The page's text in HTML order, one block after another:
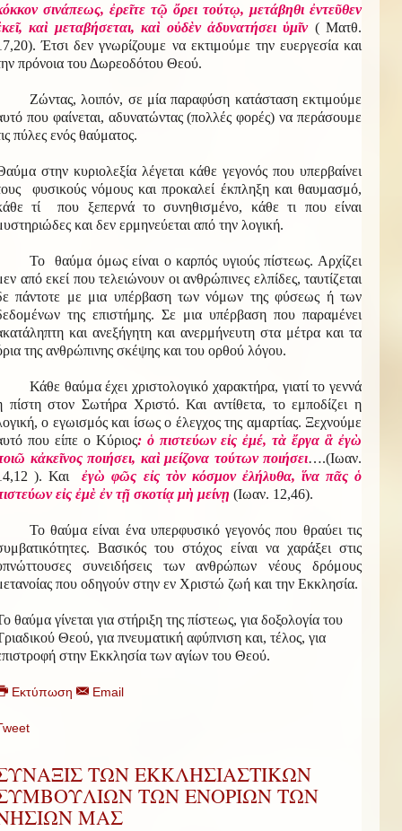
σινάπεως, ἐρεῖτε τῷ ὄρει τούτῳ, μετάβηθι ἐντεῦθεν
καὶ μεταβήσεται, καὶ οὐδὲν ἀδυνατήσει ὑμῖν ( Ματθ.
Έτσι δεν γνωρίζουμε να εκτιμούμε την ευεργεσία και
πρόνοια του Δωρεοδότου Θεού.
Ζώντας, λοιπόν, σε μία παραφύση κατάσταση εκτιμούμε
που φαίνεται, αδυνατώντας (πολλές φορές) να περάσουμε
πύλες ενός θαύματος.
στην κυριολεξία λέγεται κάθε γεγονός που υπερβαίνει
φυσικούς νόμους και προκαλεί έκπληξη και θαυμασμό,
τί που ξεπερνά το συνηθισμένο, κάθε τι που είναι
και δεν ερμηνεύεται από την λογική.
Το θαύμα όμως είναι ο καρπός υγιούς πίστεως. Αρχίζει
από εκεί που τελειώνουν οι ανθρώπινες ελπίδες, ταυτίζεται
πάντοτε με μια υπέρβαση των νόμων της φύσεως ή των
της επιστήμης. Σε μια υπέρβαση που παραμένει
και ανεξήγητη και ανερμήνευτη στα μέτρα και τα
της ανθρώπινης σκέψης και του ορθού λόγου.
Κάθε θαύμα έχει χριστολογικό χαρακτήρα, γιατί το γεννά
πίστη στον Σωτήρα Χριστό. Και αντίθετα, το εμποδίζει η
ο εγωισμός και ίσως ο έλεγχος της αμαρτίας. Ξεχνούμε
που είπε ο Κύριος: ὁ πιστεύων εἰς ἐμέ, τὰ ἔργα ἃ ἐγὼ
κἀκεῖνος ποιήσει, καὶ μείζονα τούτων ποιήσει….(Ιωαν.
). Και
ἐγὼ φῶς εἰς τὸν κόσμον ἐλήλυθα, ἵνα πᾶς ὁ
εἰς ἐμὲ ἐν τῇ σκοτίᾳ μὴ μείνῃ (Ιωαν. 12,46).
Το θαύμα είναι ένα υπερφυσικό γεγονός που θραύει τις
Βασικός του στόχος είναι να χαράξει στις
συνειδήσεις των ανθρώπων νέους δρόμους
που οδηγούν στην εν Χριστώ ζωή και την Εκκλησία.
θαύμα γίνεται για στήριξη της πίστεως, για δοξολογία του
Θεού, για πνευματική αφύπνιση και, τέλος, για
στην Εκκλησία των αγίων του Θεού.
Εκτύπωση Email
ΤΩΝ ΕΚΚΛΗΣΙΑΣΤΙΚΩΝ
ΤΩΝ ΕΝΟΡΙΩΝ ΤΩΝ
ΜΑΣ